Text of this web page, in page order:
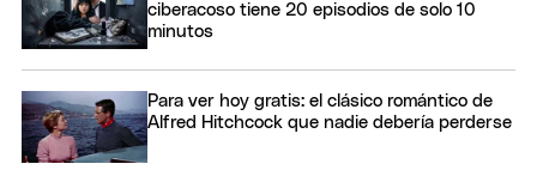
ciberacoso tiene 20 episodios de solo 10
minutos
Para ver hoy gratis: el clásico romántico de
Alfred Hitchcock que nadie debería perderse